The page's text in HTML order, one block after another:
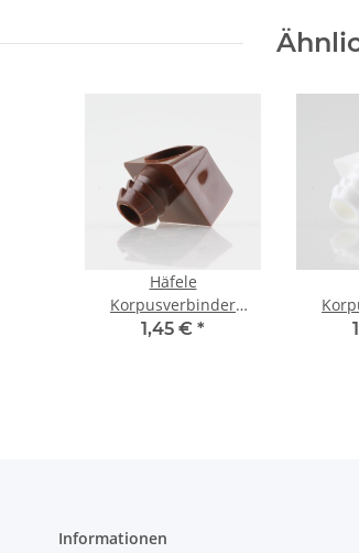
Häfele
Korpusverbinder
Wandverbinder
1,45 € *
Informationen